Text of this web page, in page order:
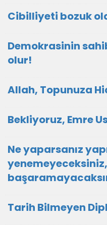
Cibilliyeti bozuk
Demokrasinin
olur!
Allah, Topunuza
Bekliyoruz, Emre
Ne yaparsanız
yenemeyeceksiniz,
Tarih Bilmeyen